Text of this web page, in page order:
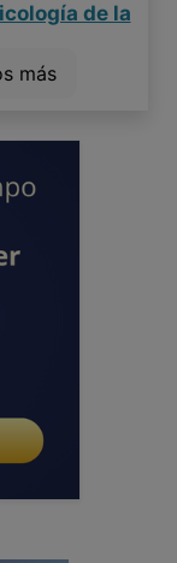
de la
más